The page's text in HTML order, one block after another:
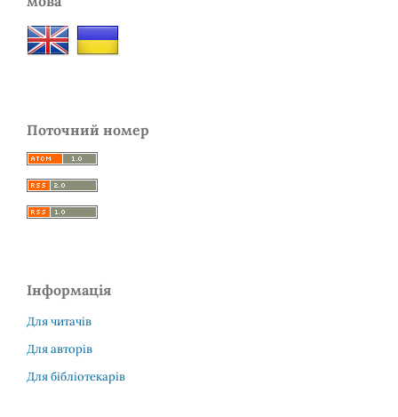
Поточний номер
Інформація
Для читачів
Для авторів
Для бібліотекарів